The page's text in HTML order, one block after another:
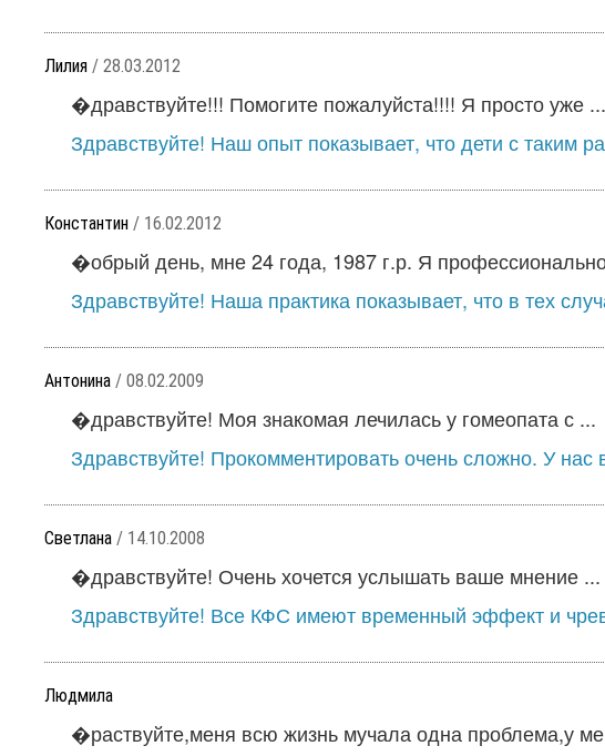
Лилия / 28.03.2012
�дравствуйте!!! Помогите пожалуйста!!!! Я просто уже ...
Здравствуйте! Наш опыт показывает, что дети с таким
Константин / 16.02.2012
�обрый день, мне 24 года, 1987 г.р. Я
Здравствуйте! Наша практика показывает, что в тех
Антонина / 08.02.2009
�дравствуйте! Моя знакомая лечилась у гомеопата с ...
Здравствуйте! Прокомментировать очень сложно. У нас
Светлана / 14.10.2008
�дравствуйте! Очень хочется услышать ваше мнение ...
Здравствуйте! Все КФС имеют временный эффект и
Людмила
�раствуйте,меня всю жизнь мучала одна проблема,у